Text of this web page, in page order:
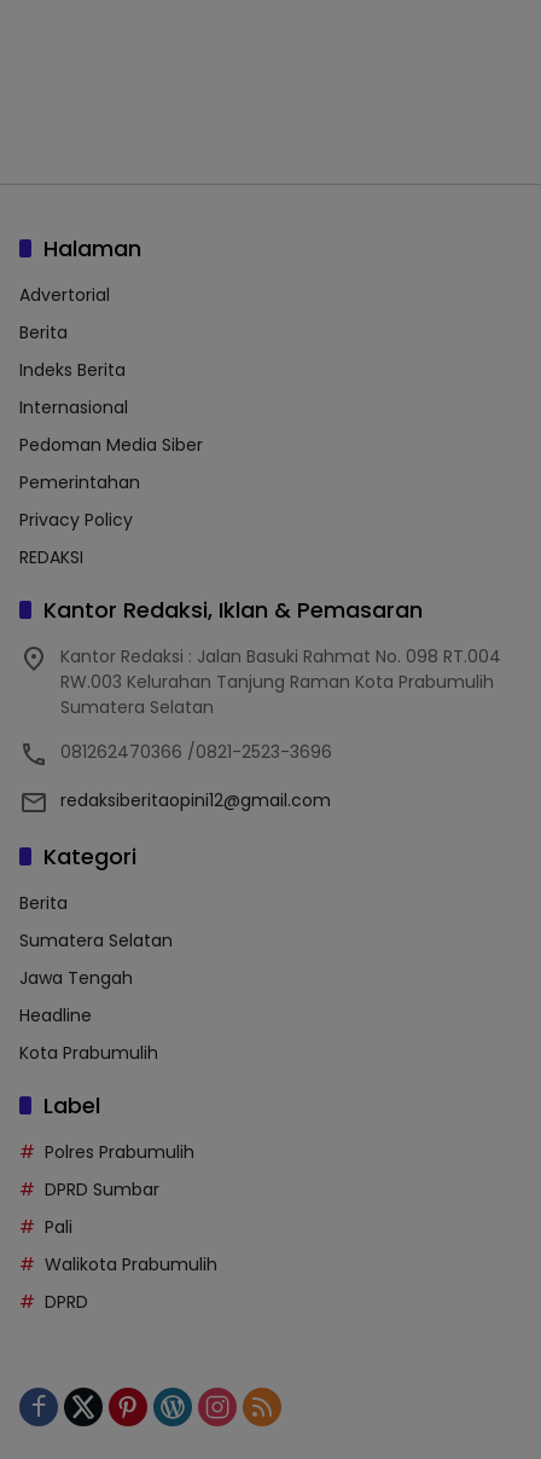
Halaman
Advertorial
Berita
Indeks Berita
Internasional
Pedoman Media Siber
Pemerintahan
Privacy Policy
REDAKSI
Kantor Redaksi, Iklan & Pemasaran
Kantor Redaksi : Jalan Basuki Rahmat No. 098 RT.004
RW.003 Kelurahan Tanjung Raman Kota Prabumulih
Sumatera Selatan
081262470366 /0821-2523-3696
redaksiberitaopini12@gmail.com
Kategori
Berita
Sumatera Selatan
Jawa Tengah
Headline
Kota Prabumulih
Label
Polres Prabumulih
DPRD Sumbar
Pali
Walikota Prabumulih
DPRD